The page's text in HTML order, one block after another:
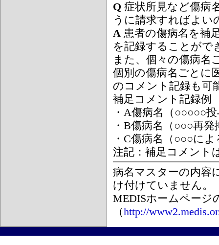
Q 症状所見など傷病
うに請求すればよい
A 患者の傷病名を補
を記録することがで
また、個々の傷病名
個別の傷病名ごとに
のコメント記録も可
補足コメント記録例
・A傷病名（○○○○○
・B傷病名（○○○再
・C傷病名（○○○に
注記：補足コメント
病名マスターの内容
け付けていません。
MEDISホームページ
（http://